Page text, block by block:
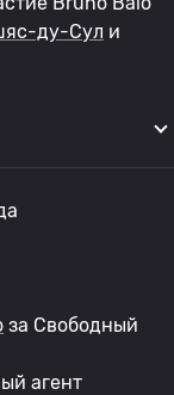
ду-Сул и
за Свободный
агент